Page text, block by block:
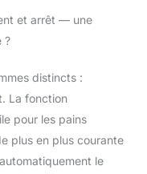
rapide
de notre
à aider à
et à
déchets.
et arrêt — une
?
distincts :
La fonction
pour les pains
plus en plus courante
le